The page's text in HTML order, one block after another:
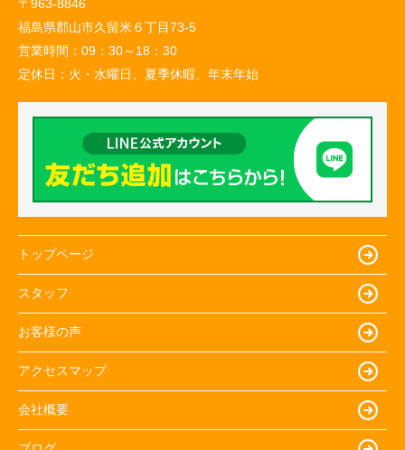
〒963-8846
福島県郡山市久留米６丁目73-5
営業時間： 09：30～18：30
定休日： 火・水曜日、夏季休暇、年末年始
トップページ
スタッフ
お客様の声
アクセスマップ
会社概要